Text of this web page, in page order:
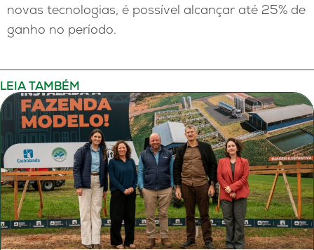
novas tecnologias, é possível alcançar até 25% de
ganho no período.
LEIA TAMBÉM